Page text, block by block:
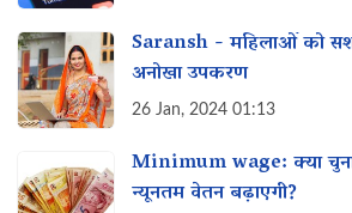
Saransh - महिलाओं को
अनोखा उपकरण
26 Jan, 2024 01:13
Minimum wage: क्या
न्यूनतम वेतन‌ बढ़ाएगी?